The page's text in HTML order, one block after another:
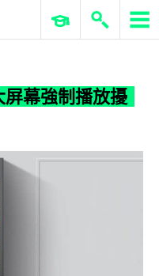
屏幕強制播放擾人廣告
ERP 與商業 AI
幕強制播放擾